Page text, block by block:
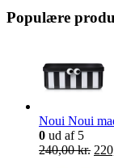
Populære
Noui Noui
0 ud af 5
240,00kr. Den